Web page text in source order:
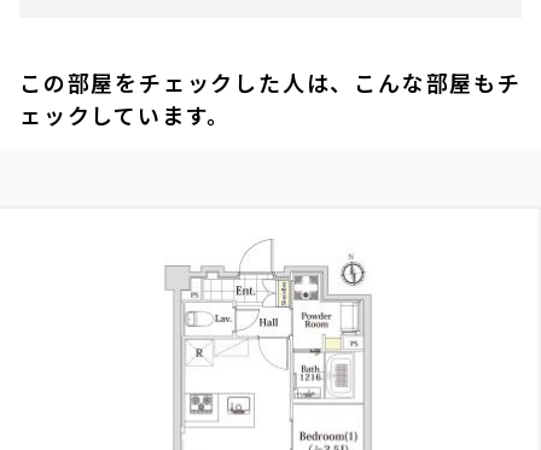
この部屋をチェックした人は、こんな部屋もチ
ェックしています。